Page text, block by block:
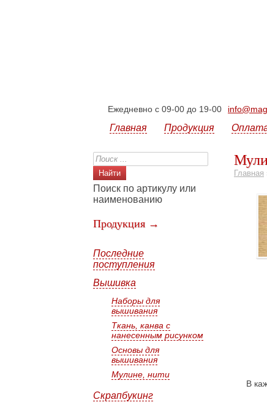
Ежедневно с 09-00 до 19-00
Главная Продукция
Поиск по артикулу или
наименованию
Продукция →
Последние
поступления
Вышивка
Наборы для
вышивания
Ткань, канва с
нанесенным рисунком
Основы для
вышивания
Мулине, нити
Скрапбукинг
Главная
В